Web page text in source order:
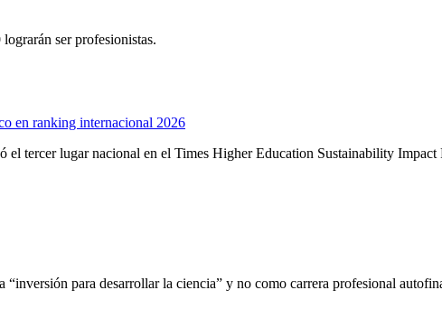
ser profesionistas.
en ranking internacional 2026
tercer lugar nacional en el Times Higher Education Sustainability
para desarrollar la ciencia” y no como carrera profesional